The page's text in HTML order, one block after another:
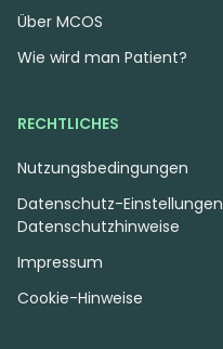
Über MCOS
Wie wird man Patient?
RECHTLICHES
Nutzungsbedingungen
Datenschutzhinweise
Impressum
Cookie-Hinweise
Datenschutz-Einstellungen